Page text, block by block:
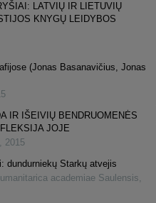
LATVIŲ IR LIETUVIŲ
KNYGŲ LEIDYBOS
(Jonas Basanavičius, Jonas
IR IŠEIVIŲ BENDRUOMENĖS
JOJE
, 2015
dundurniekų Starkų atvejis
academiae Saulensis,